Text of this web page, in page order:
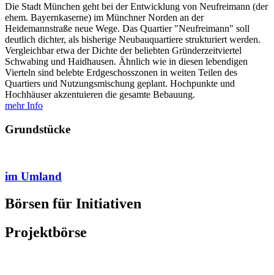
Die Stadt München geht bei der Entwicklung von Neufreimann (der
ehem. Bayernkaserne) im Münchner Norden an der
Heidemannstraße neue Wege. Das Quartier "Neufreimann" soll
deutlich dichter, als bisherige Neubauquartiere strukturiert werden.
Vergleichbar etwa der Dichte der beliebten Gründerzeitviertel
Schwabing und Haidhausen. Ähnlich wie in diesen lebendigen
Vierteln sind belebte Erdgeschosszonen in weiten Teilen des
Quartiers und Nutzungsmischung geplant. Hochpunkte und
Hochhäuser akzentuieren die gesamte Bebauung.
mehr Info
Grundstücke
im Umland
Börsen für Initiativen
Projektbörse